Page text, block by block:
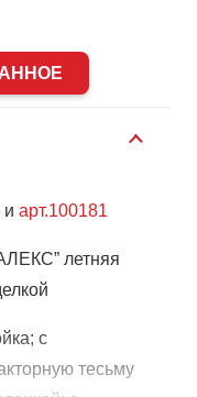
и арт.100181
летняя
с
тесьму